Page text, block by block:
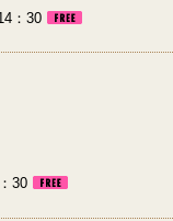
：30
30